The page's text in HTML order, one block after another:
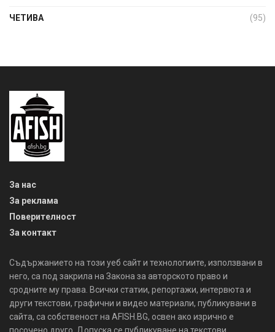
ЧЕТИВА (95)
За нас
За реклама
Поверителност
За контакт
Съдържанието на този уеб сайт и технологиите, използвани в
него, са под закрила на Закона за авторското право и
сродните му права. Всички статии, репортажи, интервюта и
други текстови, графични и видео материали, публикувани в
сайта, са собственост на AFISH.BG, освен ако изрично е
посочено друго. Допуска се публикуване на текстови